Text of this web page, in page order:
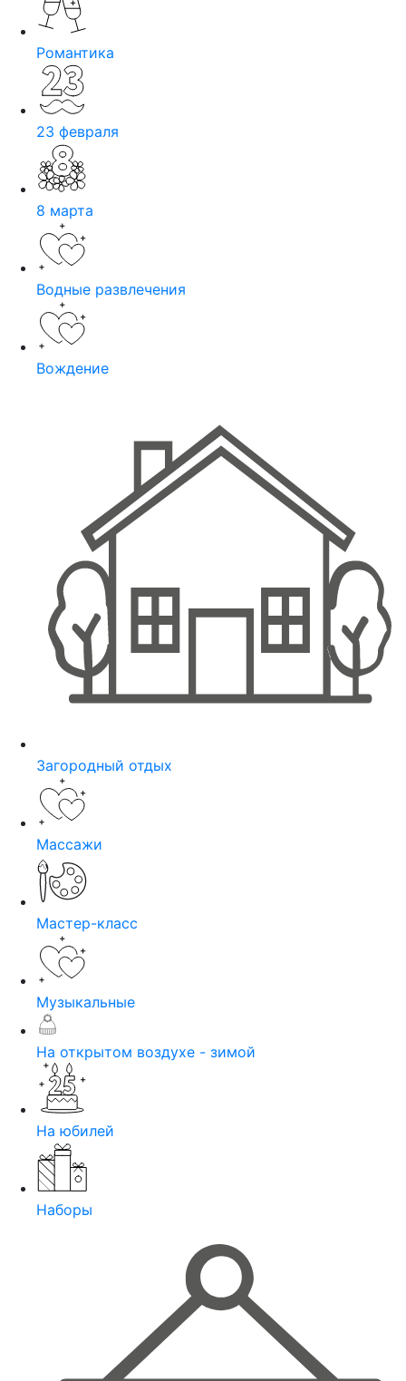
Романтика
23 февраля
8 марта
Водные развлечения
Вождение
Загородный отдых
Массажи
Мастер-класс
Музыкальные
На открытом воздухе - зимой
На юбилей
Наборы